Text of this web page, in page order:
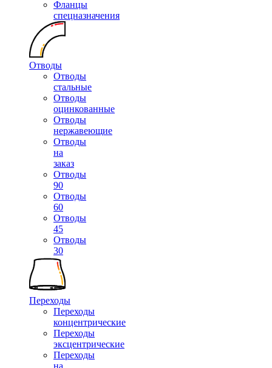
Фланцы
спецназначения
Отводы
Отводы
стальные
Отводы
оцинкованные
Отводы
нержавеющие
Отводы
на
заказ
Отводы
90
Отводы
60
Отводы
45
Отводы
30
Переходы
Переходы
концентрические
Переходы
эксцентрические
Переходы
на